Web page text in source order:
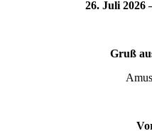
26. Juli 2026
Gruß